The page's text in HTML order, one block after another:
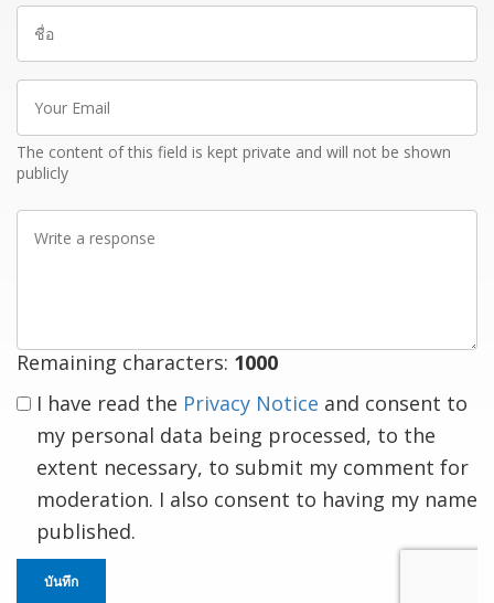
Email
The content of this field is kept private and will not be shown
publicly
Remaining characters: 1000
I have read the Privacy Notice and consent to
my personal data being processed, to the
extent necessary, to submit my comment for
moderation. I also consent to having my name
published.
บันทึก